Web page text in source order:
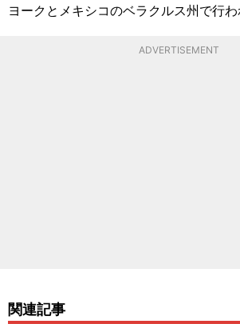
ヨークとメキシコのベラクルス州で行わ
ADVERTISEMENT
関連記事